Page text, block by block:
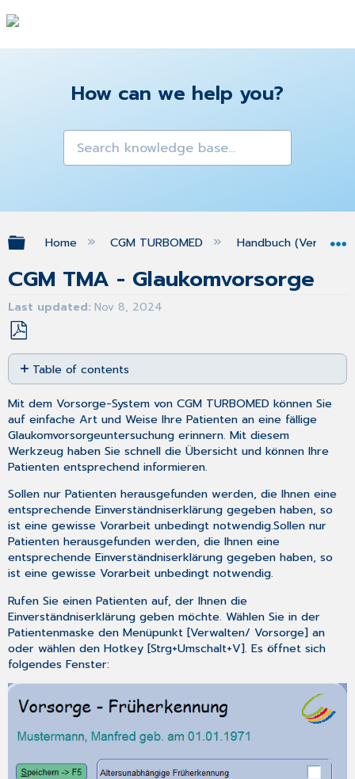
How can we help you?
Expand/collapse global hierarchy
Home CGM TURBOMED Handbuch (Version
CGM TMA - Glaukomvorsorge
Last updated Nov 8, 2024
Save
as
PDF
Table of contents
No
headers
Mit dem Vorsorge-System von CGM TURBOMED können Sie
auf einfache Art und Weise Ihre Patienten an eine fällige
Glaukomvorsorgeuntersuchung erinnern. Mit diesem
Werkzeug haben Sie schnell die Übersicht und können Ihre
Patienten entsprechend informieren.
Sollen nur Patienten herausgefunden werden, die Ihnen eine
entsprechende Einverständniserklärung gegeben haben, so
ist eine gewisse Vorarbeit unbedingt notwendig.Sollen nur
Patienten herausgefunden werden, die Ihnen eine
entsprechende Einverständniserklärung gegeben haben, so
ist eine gewisse Vorarbeit unbedingt notwendig.
Rufen Sie einen Patienten auf, der Ihnen die
Einverständniserklärung geben möchte. Wählen Sie in der
Patientenmaske den Menüpunkt [Verwalten/ Vorsorge] an
oder wählen den Hotkey [Strg+Umschalt+V]. Es öffnet sich
folgendes Fenster: